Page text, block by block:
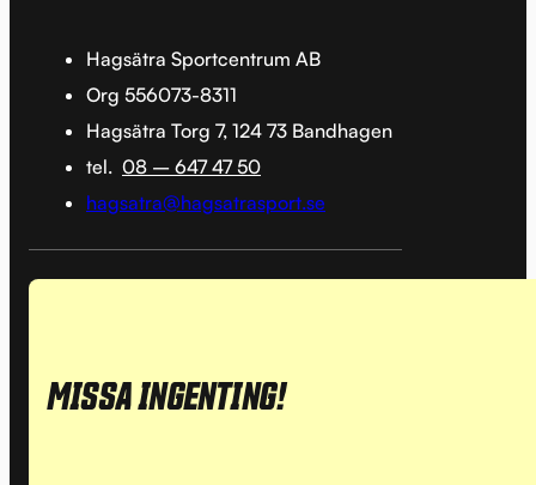
Hagsätra Sportcentrum AB
Org 556073-8311
Hagsätra Torg 7, 124 73 Bandhagen
tel. 08 – 647 47 50
hagsatra@hagsatrasport.se
MISSA INGENTING!